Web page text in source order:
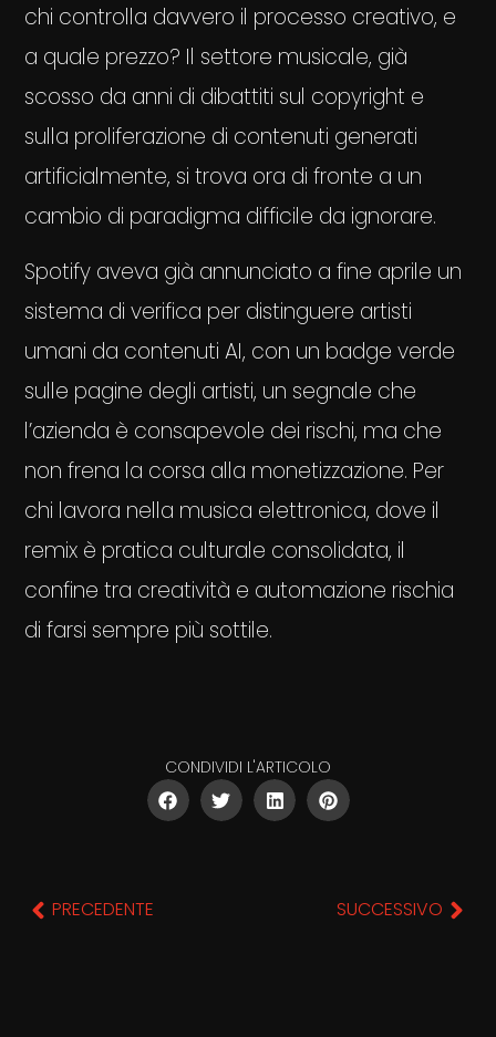
chi controlla davvero il processo creativo, e
a quale prezzo? Il settore musicale, già
scosso da anni di dibattiti sul copyright e
sulla proliferazione di contenuti generati
artificialmente, si trova ora di fronte a un
cambio di paradigma difficile da ignorare.
Spotify aveva già annunciato a fine aprile un
sistema di verifica per distinguere artisti
umani da contenuti AI, con un badge verde
sulle pagine degli artisti, un segnale che
l’azienda è consapevole dei rischi, ma che
non frena la corsa alla monetizzazione. Per
chi lavora nella musica elettronica, dove il
remix è pratica culturale consolidata, il
confine tra creatività e automazione rischia
di farsi sempre più sottile.
CONDIVIDI L'ARTICOLO
PRECEDENTE SUCCESSIVO